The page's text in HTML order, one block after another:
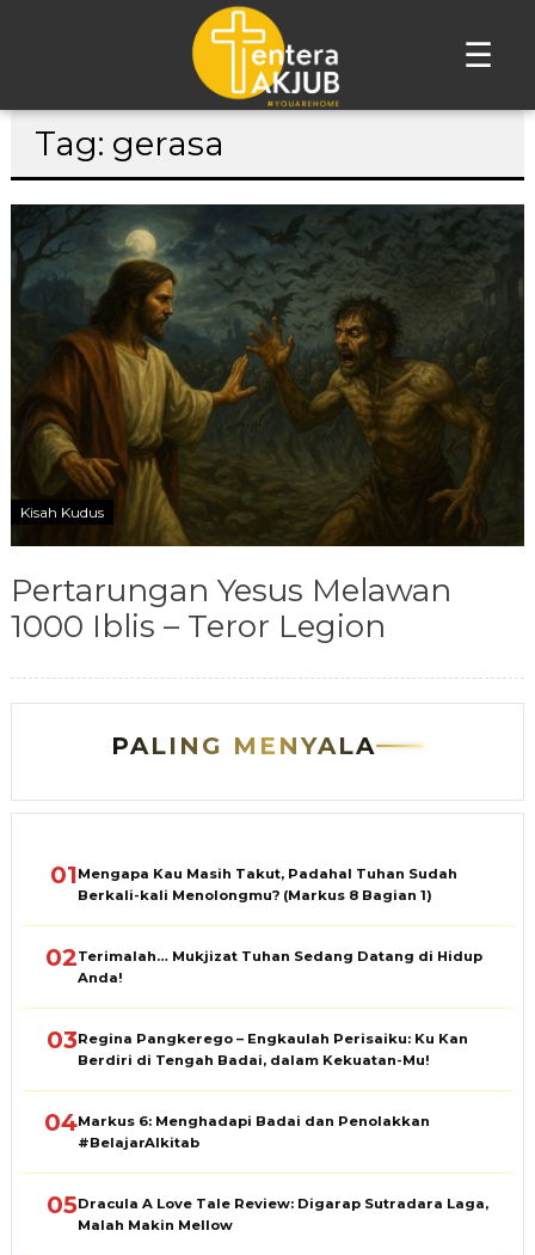
☰
Lompat
Tag: gerasa
Kisah Kudus
Pertarungan Yesus Melawan
1000 Iblis – Teror Legion
PALING MENYALA
01Mengapa Kau Masih Takut, Padahal Tuhan Sudah
Berkali-kali Menolongmu? (Markus 8 Bagian 1)
02Terimalah… Mukjizat Tuhan Sedang Datang di Hidup
Anda!
03Regina Pangkerego – Engkaulah Perisaiku: Ku Kan
Berdiri di Tengah Badai, dalam Kekuatan-Mu!
04Markus 6: Menghadapi Badai dan Penolakkan
#BelajarAlkitab
05Dracula A Love Tale Review: Digarap Sutradara Laga,
Malah Makin Mellow